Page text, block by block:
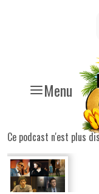
Menu
Ce podcast n'est plus